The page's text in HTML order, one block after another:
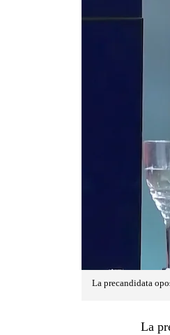
La precandidata
La